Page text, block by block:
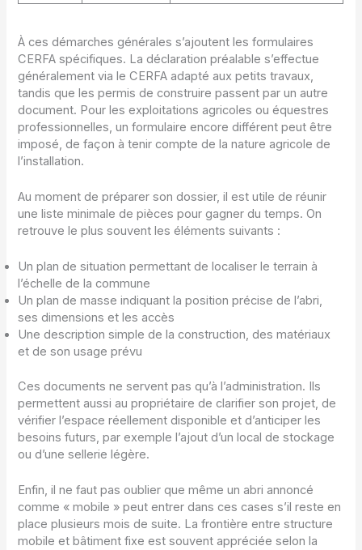
À ces démarches générales s’ajoutent les formulaires
CERFA spécifiques. La déclaration préalable s’effectue
généralement via le CERFA adapté aux petits travaux,
tandis que les permis de construire passent par un autre
document. Pour les exploitations agricoles ou équestres
professionnelles, un formulaire encore différent peut être
imposé, de façon à tenir compte de la nature agricole de
l’installation.
Au moment de préparer son dossier, il est utile de réunir
une liste minimale de pièces pour gagner du temps. On
retrouve le plus souvent les éléments suivants :
Un plan de situation permettant de localiser le terrain à
l’échelle de la commune
Un plan de masse indiquant la position précise de l’abri,
ses dimensions et les accès
Une description simple de la construction, des matériaux
et de son usage prévu
Ces documents ne servent pas qu’à l’administration. Ils
permettent aussi au propriétaire de clarifier son projet, de
vérifier l’espace réellement disponible et d’anticiper les
besoins futurs, par exemple l’ajout d’un local de stockage
ou d’une sellerie légère.
Enfin, il ne faut pas oublier que même un abri annoncé
comme « mobile » peut entrer dans ces cases s’il reste en
place plusieurs mois de suite. La frontière entre structure
mobile et bâtiment fixe est souvent appréciée selon la